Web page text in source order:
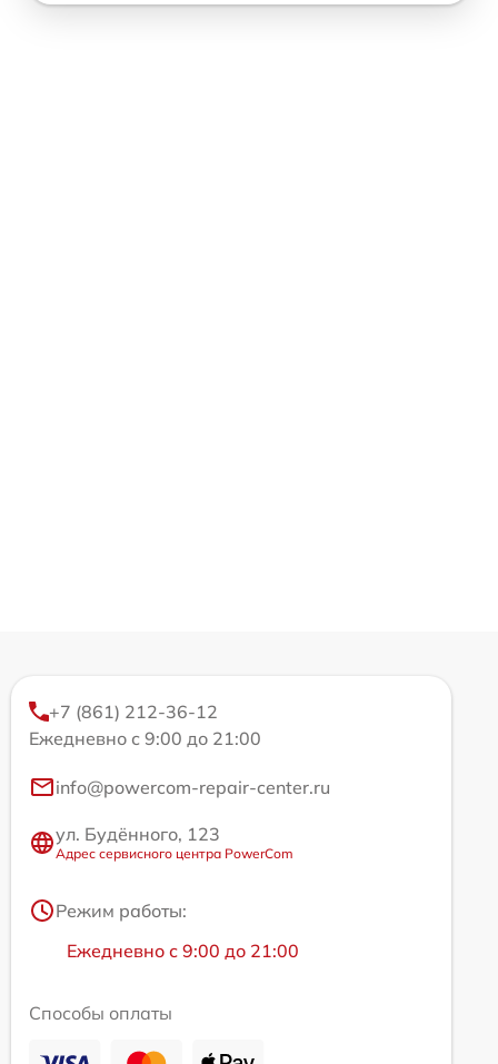
+7 (861) 212-36-12
Ежедневно с 9:00 до 21:00
info@powercom-repair-center.ru
ул. Будённого, 123
Адрес сервисного центра PowerCom
Режим работы:
Ежедневно с 9:00 до 21:00
Способы оплаты